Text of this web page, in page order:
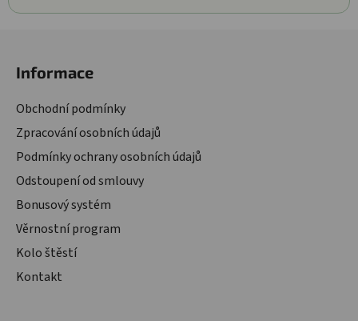
Informace
Obchodní podmínky
Zpracování osobních údajů
Podmínky ochrany osobních údajů
Odstoupení od smlouvy
Bonusový systém
Věrnostní program
Kolo štěstí
Kontakt